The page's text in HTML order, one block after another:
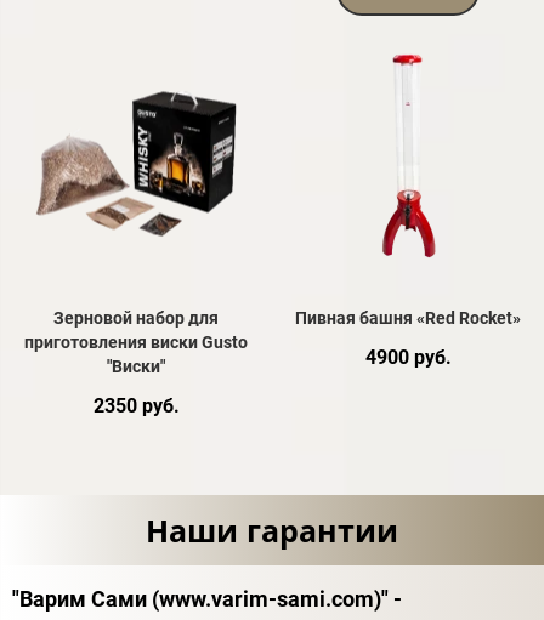
Зерновой набор для
приготовления виски Gusto
"Виски"
2350 руб.
Пивная башня «Red Rocket»
4900 руб.
Наши гарантии
"Варим Сами (www.varim-sami.com)" -